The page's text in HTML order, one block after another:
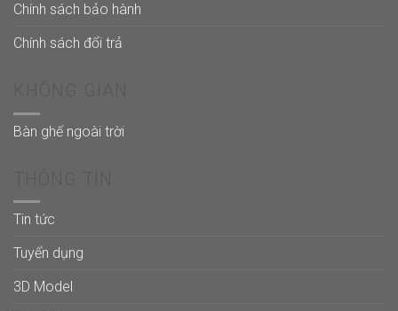
Chính sách bảo hành
Chính sách đổi trả
Bàn ghế ngoài trời
Tin tức
Tuyển dụng
3D Model